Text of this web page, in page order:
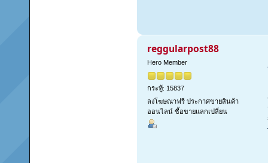
reggularpost88
Hero Member
กระทู้: 15837
ลงโฆษณาฟรี ประกาศขายสินค้า
ออนไลน์ ซื้อขายแลกเปลี่ยน